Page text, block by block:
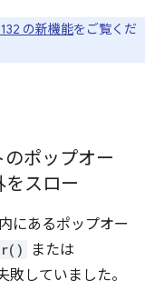
の新機能をご覧くだ
ポップオー
スロー
にあるポップオー
または
していました。